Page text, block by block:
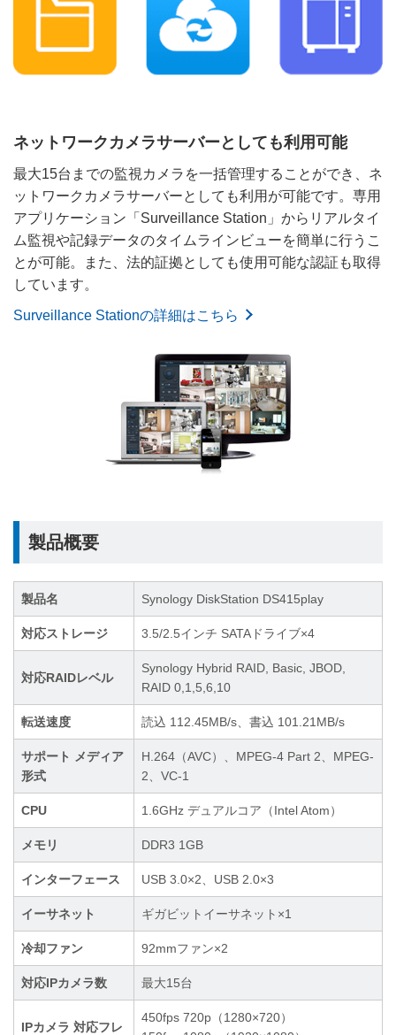
ネットワークカメラサーバーとしても利用可能
最大15台までの監視カメラを一括管理することができ、ネ
ットワークカメラサーバーとしても利用が可能です。専用
アプリケーション「Surveillance Station」からリアルタイ
ム監視や記録データのタイムラインビューを簡単に行うこ
とが可能。また、法的証拠としても使用可能な認証も取得
しています。
Surveillance Stationの詳細はこちら
製品概要
製品名 Synology DiskStation DS415play
対応ストレージ 3.5/2.5インチ SATAドライブ×4
対応RAIDレベル
Synology Hybrid RAID, Basic, JBOD,
RAID 0,1,5,6,10
転送速度 読込 112.45MB/s、書込 101.21MB/s
サポート メディア
形式
H.264（AVC）、MPEG-4 Part 2、MPEG-
2、VC-1
CPU 1.6GHz デュアルコア（Intel Atom）
メモリ DDR3 1GB
インターフェース USB 3.0×2、USB 2.0×3
イーサネット ギガビットイーサネット×1
冷却ファン 92mmファン×2
対応IPカメラ数 最大15台
IPカメラ 対応フレ
450fps 720p（1280×720）